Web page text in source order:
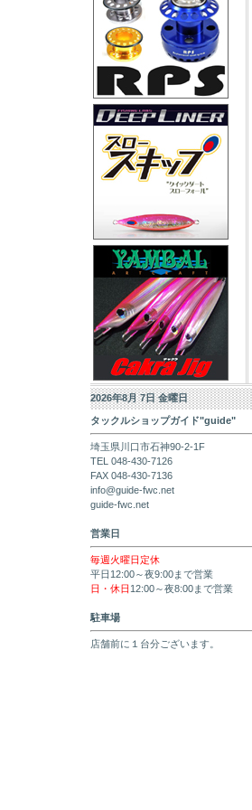
2026年8月 7日 金曜日
タックルショップガイド"guide"
埼玉県川口市石神90-2-1F
TEL 048-430-7126
FAX 048-430-7136
info@guide-fwc.net
guide-fwc.net
営業日
毎週火曜日定休
平日12:00～夜9:00まで営業
日・休日 12:00～夜8:00まで営業
駐車場
店舗前に１台分ございます。